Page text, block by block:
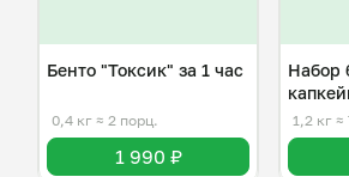
Бенто "Токсик" за 1 час
0,4 кг ≈ 2 порц.
1 990 ₽
Набор
1,2 кг ≈